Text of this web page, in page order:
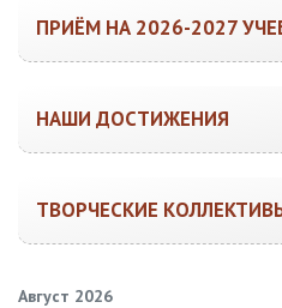
ПРИЁМ НА 2026-2027
НАШИ ДОСТИЖЕНИЯ
ТВОРЧЕСКИЕ
Август 2026